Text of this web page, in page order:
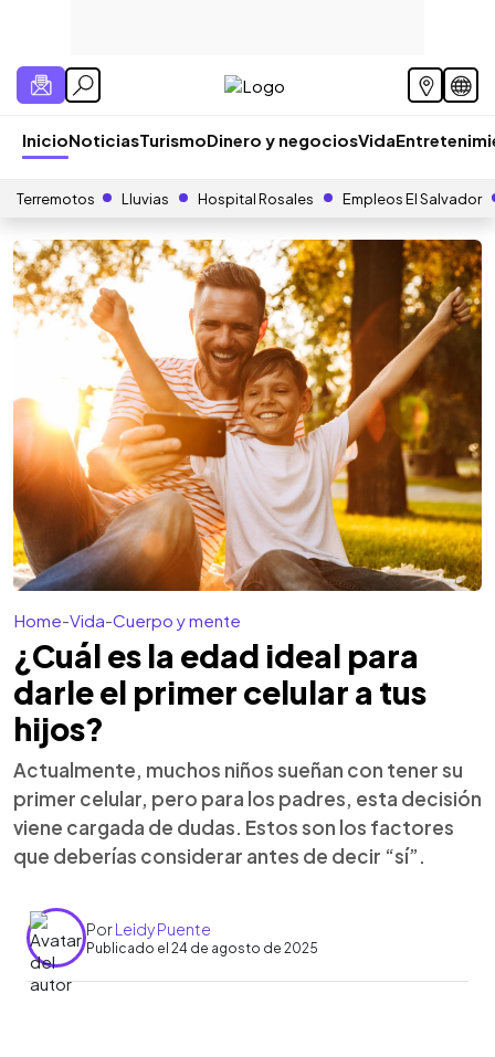
InicioNoticiasTurismoDinero y negociosVida
Terremotos Lluvias Hospital Rosales Empleos El Salvador
Home-Vida-Cuerpo y mente
¿Cuál es la edad ideal para
darle el primer celular a tus
hijos?
Actualmente, muchos niños sueñan con tener su
primer celular, pero para los padres, esta decisión
viene cargada de dudas. Estos son los factores
que deberías considerar antes de decir “sí”.
PorLeidy Puente
Publicado el 24 de agosto de 2025